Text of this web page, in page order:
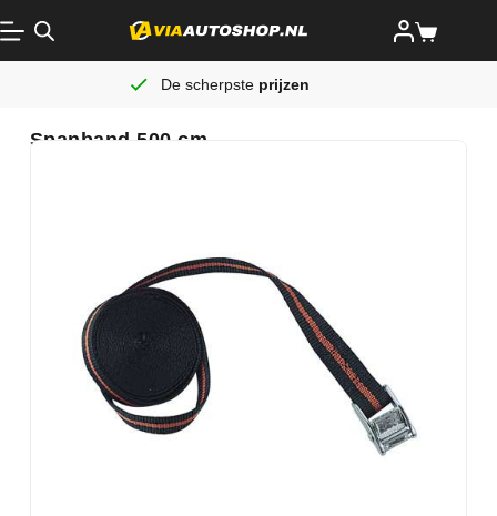
De scherpste prijzen
Spanband 500 cm